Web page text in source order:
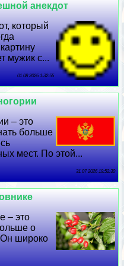
анекдот
который
мужик с...
01 08 2026 1:32:55
– это
больше
мест. По этой...
31 07 2026 19:52:30
– это
о
Он широко